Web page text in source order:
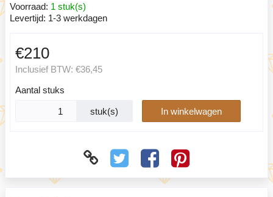
Voorraad: 1 stuk(s)
Levertijd: 1-3 werkdagen
€210
Inclusief BTW: €36,45
Aantal stuks
stuk(s) In winkelwagen